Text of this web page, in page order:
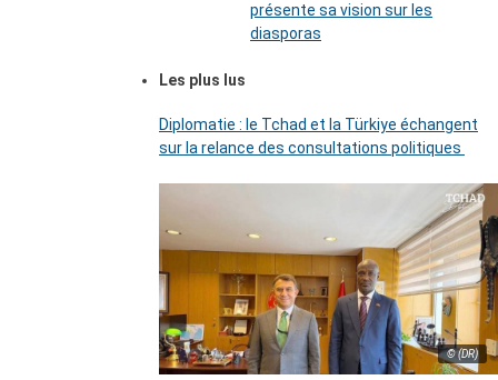
présente sa vision sur les
diasporas
Les plus lus
Diplomatie : le Tchad et la Türkiye échangent
sur la relance des consultations politiques
© (DR)